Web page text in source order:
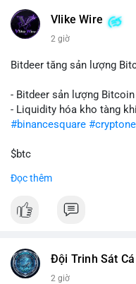
Vlike Wire
2 giờ
Bitdeer tăng sản lượng
- Bitdeer sản lượng
- Liquidity hóa kho tàng
#binancesquare
$btc
#vlikevn
📰 Nguồn: Cointelegraph
Đọc thêm
Đội Trinh Sát
2 giờ